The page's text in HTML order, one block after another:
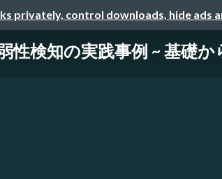
privately, control downloads, hide ads
性検知の実践事例 ~ 基礎か